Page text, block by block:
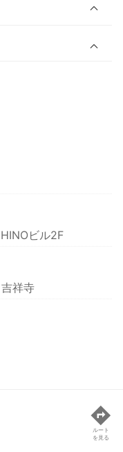
ビル2F
祥寺
ルート
を見る